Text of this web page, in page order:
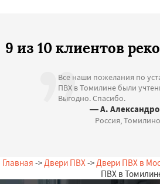
9 из 10 клиентов
Все наши пожелания по
ПВХ в Томилине были
Выгодно. Спасибо.
— А.
Россия,
Главная -> Двери ПВХ -> Двери ПВХ в
ПВХ в